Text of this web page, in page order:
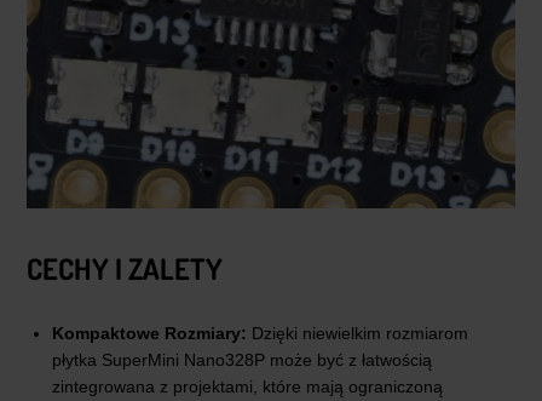
CECHY I ZALETY
Kompaktowe Rozmiary: Dzięki niewielkim rozmiarom
płytka SuperMini Nano328P może być z łatwością
zintegrowana z projektami, które mają ograniczoną